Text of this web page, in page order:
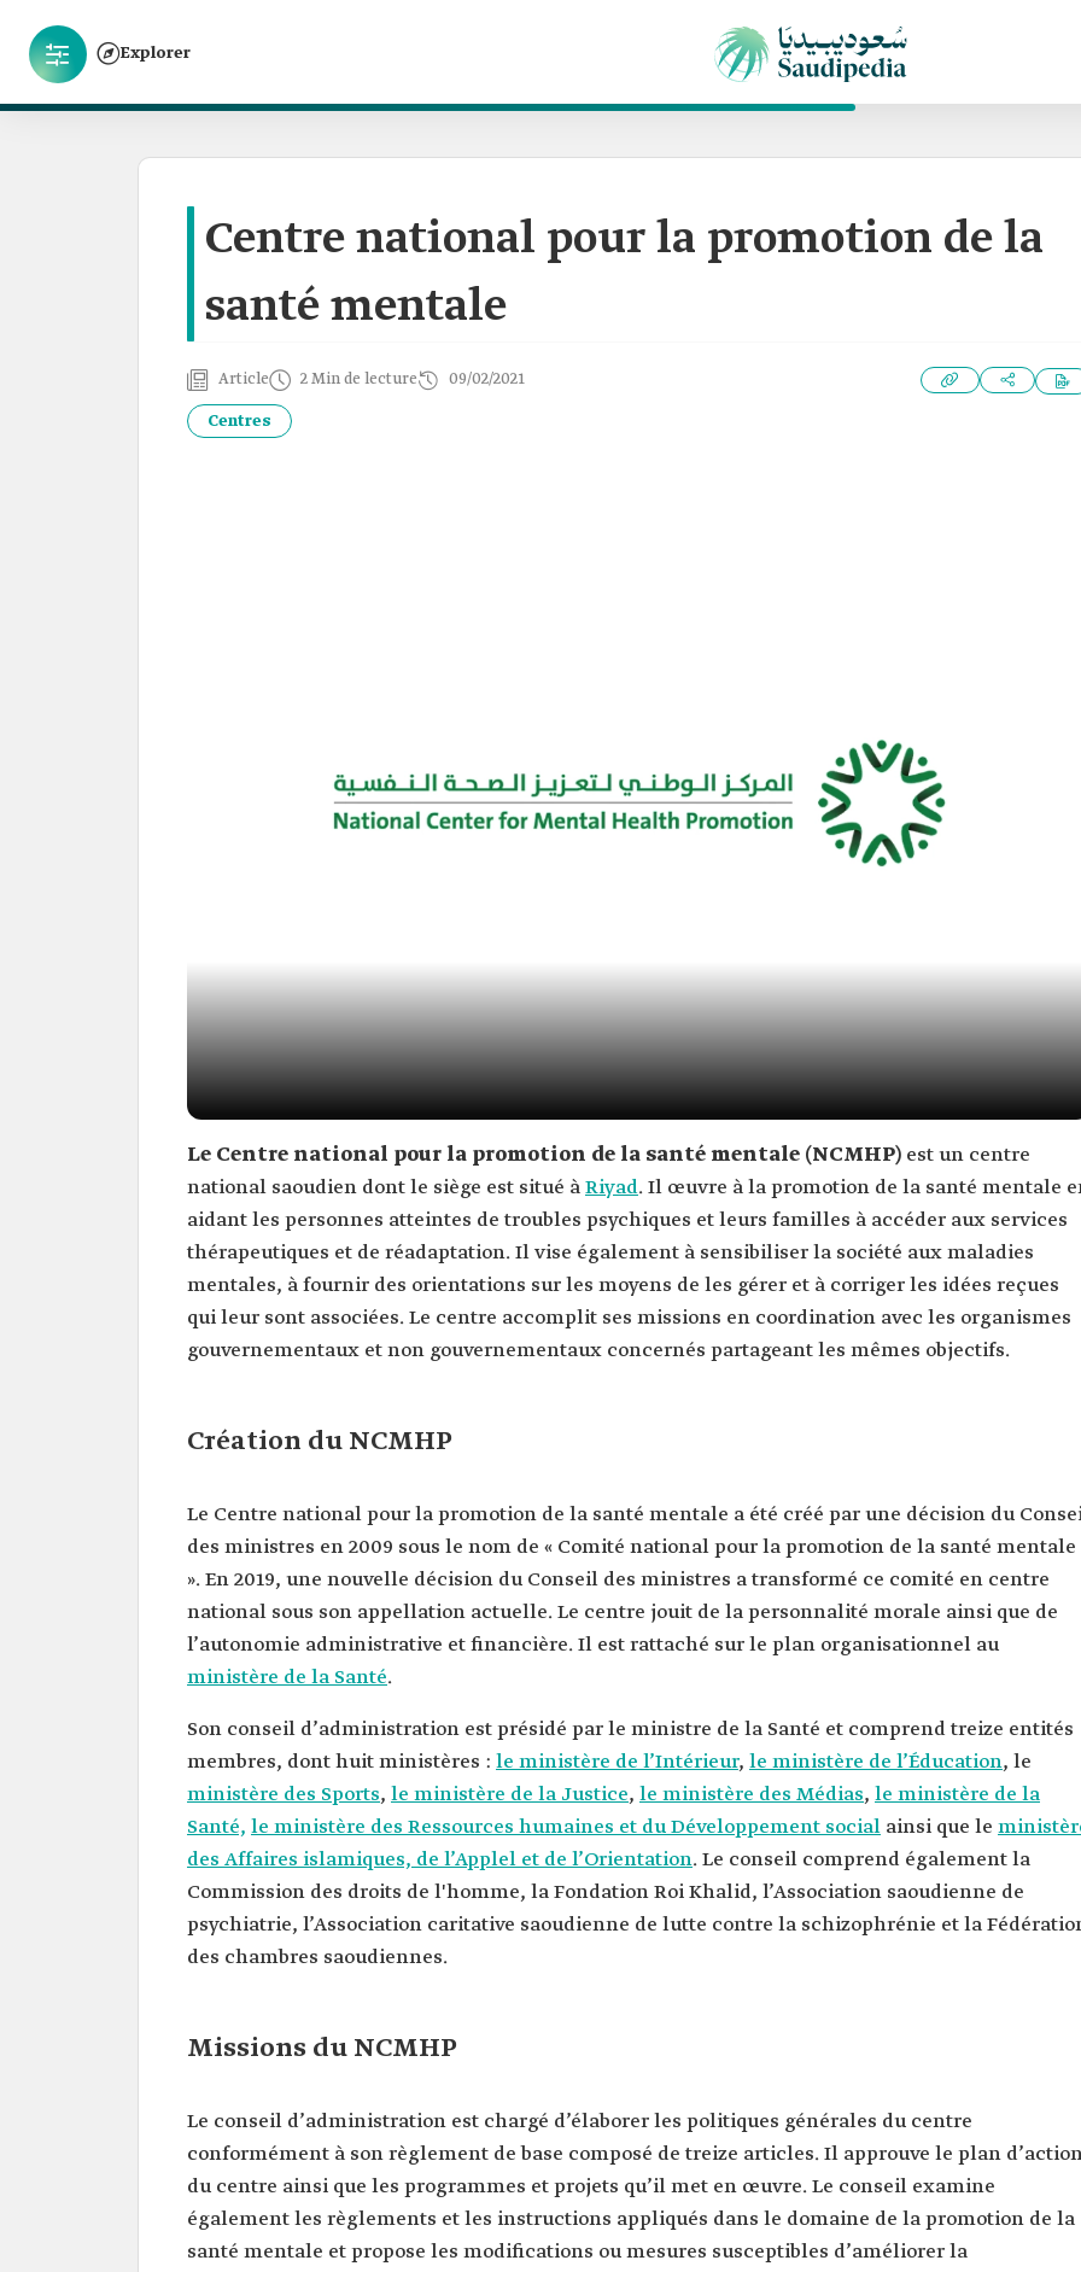
Explorer
Centre national pour la promotion de la
santé mentale
Article 2 Min de lecture 09/02/2021
Centres
Le Centre national pour la promotion de la santé mentale (NCMHP) est un centre
national saoudien dont le siège est situé àRiyad. Il œuvre à la promotion de la santé mentale
aidant les personnes atteintes de troubles psychiques et leurs familles à accéder aux services
thérapeutiques et de réadaptation. Il vise également à sensibiliser la société aux maladies
mentales, à fournir des orientations sur les moyens de les gérer et à corriger les idées reçues
qui leur sont associées. Le centre accomplit ses missions en coordination avec les organismes
gouvernementaux et non gouvernementaux concernés partageant les mêmes objectifs.
Création du NCMHP
Le Centre national pour la promotion de la santé mentale a été créé par une décision du
des ministres en 2009 sous le nom de « Comité national pour la promotion de la santé mentale
». En 2019, une nouvelle décision du Conseil des ministres a transformé ce comité en centre
national sous son appellation actuelle. Le centre jouit de la personnalité morale ainsi que de
l’autonomie administrative et financière. Il est rattaché sur le plan organisationnel au
ministère de la Santé.
Son conseil d’administration est présidé par le ministre de la Santé et comprend treize entités
membres, dont huit ministères : le ministère de l’Intérieur, le ministère de l’Éducation, le
ministère des Sports, le ministère de la Justice, le ministère des Médias, le ministère de la
Santé, le ministère des Ressources humaines et du Développement social ainsi que le
des Affaires islamiques, de l’Applel et de l’Orientation. Le conseil comprend également la
Commission des droits de l'homme, la Fondation Roi Khalid, l’Association saoudienne de
psychiatrie, l’Association caritative saoudienne de lutte contre la schizophrénie et la
des chambres saoudiennes.
Missions du NCMHP
Le conseil d’administration est chargé d’élaborer les politiques générales du centre
conformément à son règlement de base composé de treize articles. Il approuve le plan
du centre ainsi que les programmes et projets qu’il met en œuvre. Le conseil examine
également les règlements et les instructions appliqués dans le domaine de la promotion de la
santé mentale et propose les modifications ou mesures susceptibles d’améliorer la